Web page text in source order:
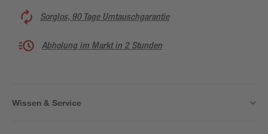
Sorglos, 90 Tage Umtauschgarantie
Abholung im Markt in 2 Stunden
Wissen & Service